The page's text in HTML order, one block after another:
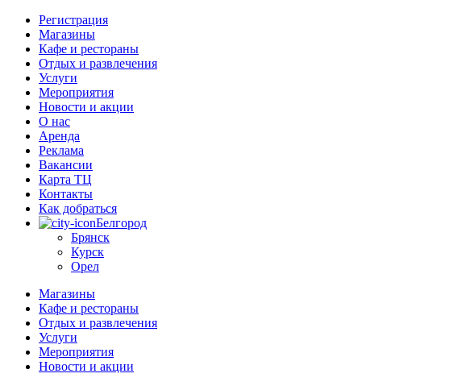
Регистрация
Магазины
Кафе и рестораны
Отдых и развлечения
Услуги
Мероприятия
Новости и акции
О нас
Аренда
Реклама
Вакансии
Карта ТЦ
Контакты
Как добраться
Белгород
Брянск
Курск
Орел
Магазины
Кафе и рестораны
Отдых и развлечения
Услуги
Мероприятия
Новости и акции